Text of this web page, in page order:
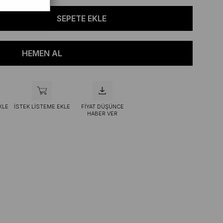
İSTEK LISTEME EKLE
FIYAT DÜŞÜNCE
HABER VER